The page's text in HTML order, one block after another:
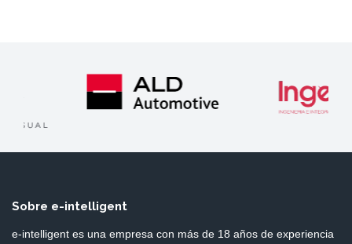
Sobre e-intelligent
e-intelligent es una empresa con más de 18 años de experiencia